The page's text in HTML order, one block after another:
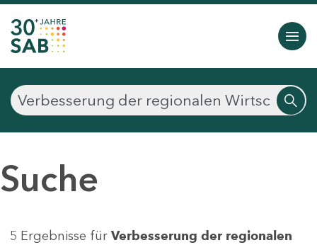
Suche
5 Ergebnisse für Verbesserung der regionalen